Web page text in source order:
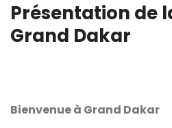
Présentation de
Grand Dakar
Bienvenue à Grand Dakar